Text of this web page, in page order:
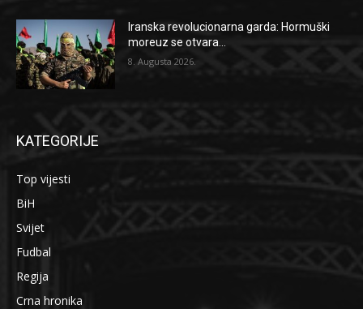
Iranska revolucionarna garda: Hormuški
moreuz se otvara...
8. Augusta 2026.
KATEGORIJE
Top vijesti
BiH
Svijet
Fudbal
Regija
Crna hronika